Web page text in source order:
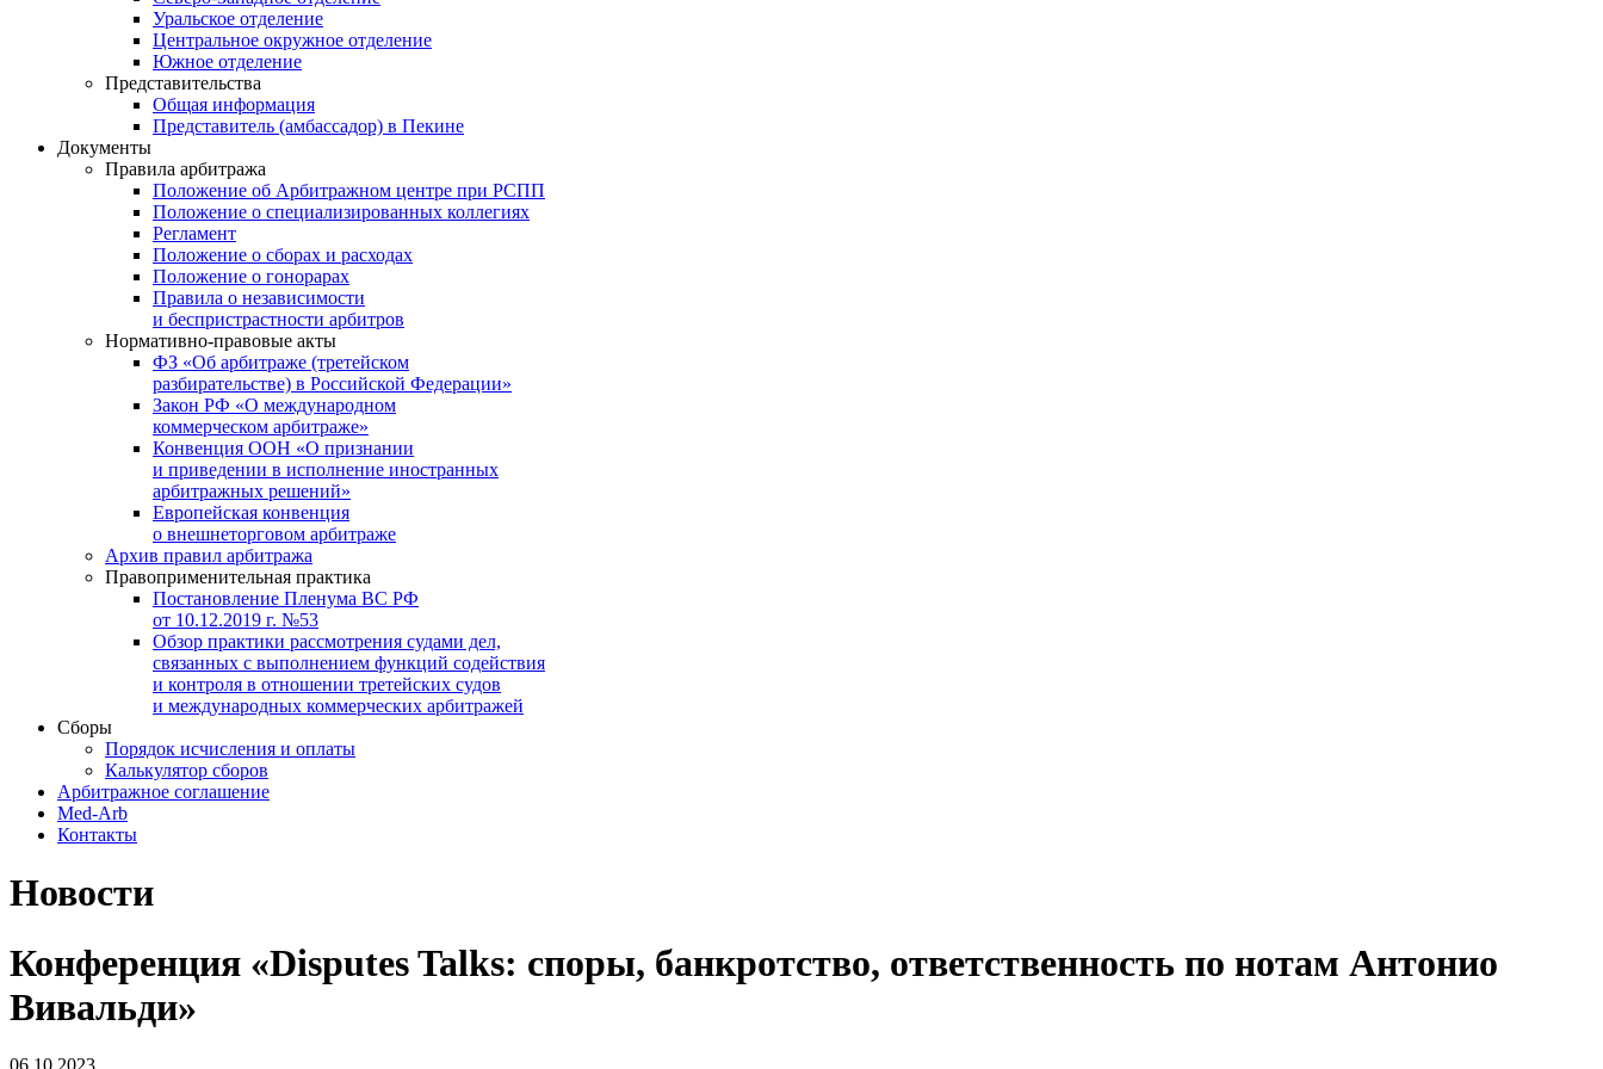
Уральское отделение
Центральное окружное отделение
Южное отделение
Представительства
Общая информация
Представитель (амбассадор) в Пекине
Документы
Правила арбитража
Положение об Арбитражном центре при РСПП
Положение о специализированных коллегиях
Регламент
Положение о сборах и расходах
Положение о гонорарах
Правила о независимости
и беспристрастности арбитров
Нормативно-правовые акты
ФЗ «Об арбитраже (третейском
разбирательстве) в Российской Федерации»
Закон РФ «О международном
коммерческом арбитраже»
Конвенция ООН «О признании
и приведении в исполнение иностранных
арбитражных решений»
Европейская конвенция
о внешнеторговом арбитраже
Архив правил арбитража
Правоприменительная практика
Постановление Пленума ВС РФ
от 10.12.2019 г. №53
Обзор практики рассмотрения судами дел,
связанных с выполнением функций содействия
и контроля в отношении третейских судов
и международных коммерческих арбитражей
Сборы
Порядок исчисления и оплаты
Калькулятор сборов
Арбитражное соглашение
Med-Arb
Контакты
Новости
Конференция «Disputes Talks: споры, банкротство, ответственность по нотам Антонио
Вивальди»